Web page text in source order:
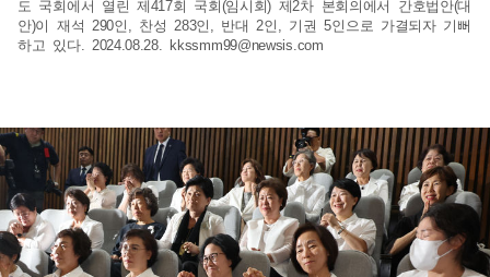
도 국회에서 열린 제417회 국회(임시회) 제2차 본회의에서 간호법안(대
안)이 재석 290인, 찬성 283인, 반대 2인, 기권 5인으로 가결되자 기뻐
하고 있다. 2024.08.28. kkssmm99@newsis.com